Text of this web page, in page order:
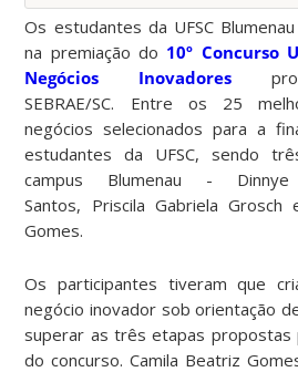
Os estudantes da UFSC
na premiação do 10º Concurso
Negócios Inovadores
SEBRAE/SC. Entre os 25
negócios selecionados para a
estudantes da UFSC, sendo
campus Blumenau -
Santos, Priscila Gabriela Grosch
Gomes.
Os participantes tiveram que
negócio inovador sob orientação
superar as três etapas propostas
do concurso. Camila Beatriz